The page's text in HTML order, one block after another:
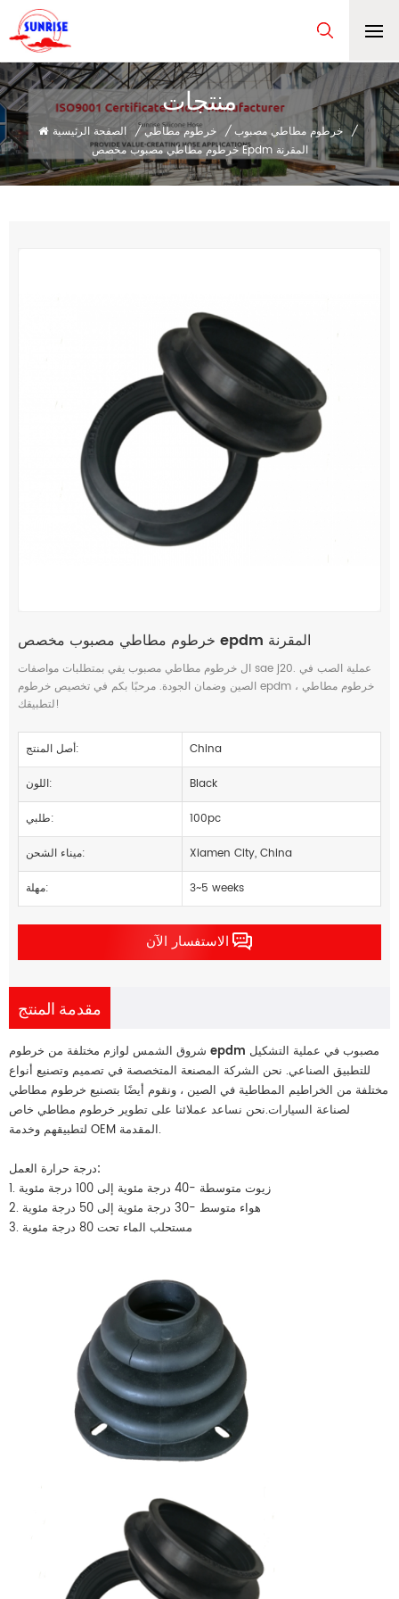
منتجات
الصفحة الرئيسية / خرطوم مطاطي / خرطوم مطاطي مصبوب /
خرطوم مطاطي مصبوب مخصص Epdm المقرنة
خرطوم مطاطي مصبوب مخصص epdm المقرنة
ال خرطوم مطاطي مصبوب يفي بمتطلبات مواصفات sae j20. عملية الصب في
الصين وضمان الجودة. مرحبًا بكم في تخصيص خرطوم epdm ، خرطوم مطاطي
لتطبيقك!
أصل المنتج: China
اللون: Black
طلبي: 100pc
ميناء الشحن: Xiamen City, China
مهلة: 3~5 weeks
الاستفسار الآن
مقدمة المنتج
شروق الشمس لوازم مختلفة من خرطوم epdm مصبوبفي عملية التشكيل
للتطبيق الصناعي. نحن الشركة المصنعة المتخصصة في تصميم وتصنيع أنواع
مختلفة من الخراطيم المطاطية في الصين ، ونقوم أيضًا بتصنيع خرطوم مطاطي
لصناعة السيارات.نحن نساعد عملائنا على تطوير خرطوم مطاطي خاص
لتطبيقهم وخدمة OEM المقدمة.
درجة حرارة العمل:
1. زيوت متوسطة -40 درجة مئوية إلى 100 درجة مئوية
2. هواء متوسط ​​-30 درجة مئوية إلى 50 درجة مئوية
3. مستحلب الماء تحت 80 درجة مئوية